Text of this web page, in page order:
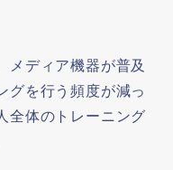
メディア機器が普及
グを行う頻度が減っ
全体のトレーニング